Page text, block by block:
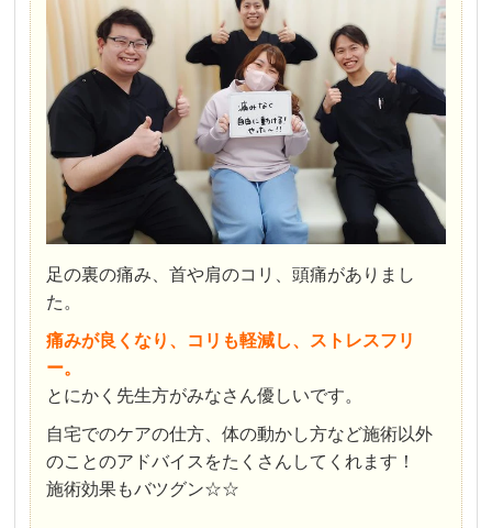
足の裏の痛み、首や肩のコリ、頭痛がありまし
た。
痛みが良くなり、コリも軽減し、ストレスフリ
ー。
とにかく先生方がみなさん優しいです。
自宅でのケアの仕方、体の動かし方など施術以外
のことのアドバイスをたくさんしてくれます！
施術効果もバツグン☆☆